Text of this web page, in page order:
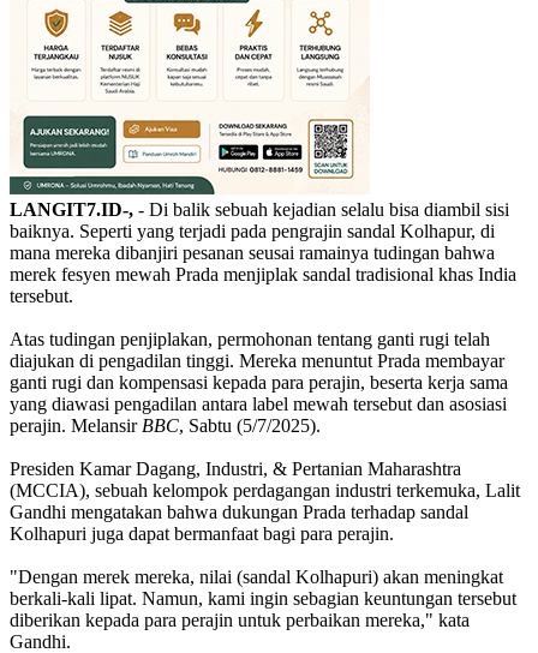
LANGIT7.ID-, - Di balik sebuah kejadian selalu bisa diambil sisi
baiknya. Seperti yang terjadi pada pengrajin sandal Kolhapur, di
mana mereka dibanjiri pesanan seusai ramainya tudingan bahwa
merek fesyen mewah Prada menjiplak sandal tradisional khas India
tersebut.
Atas tudingan penjiplakan, permohonan tentang ganti rugi telah
diajukan di pengadilan tinggi. Mereka menuntut Prada membayar
ganti rugi dan kompensasi kepada para perajin, beserta kerja sama
yang diawasi pengadilan antara label mewah tersebut dan asosiasi
perajin. Melansir BBC, Sabtu (5/7/2025).
Presiden Kamar Dagang, Industri, & Pertanian Maharashtra
(MCCIA), sebuah kelompok perdagangan industri terkemuka, Lalit
Gandhi mengatakan bahwa dukungan Prada terhadap sandal
Kolhapuri juga dapat bermanfaat bagi para perajin.
"Dengan merek mereka, nilai (sandal Kolhapuri) akan meningkat
berkali-kali lipat. Namun, kami ingin sebagian keuntungan tersebut
diberikan kepada para perajin untuk perbaikan mereka," kata
Gandhi.